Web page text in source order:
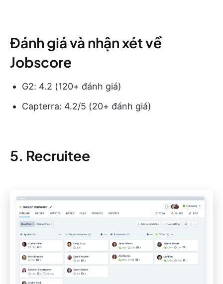
Đánh giá và nhận xét về
Jobscore
G2: 4.2 (120+ đánh giá)
Capterra: 4.2/5 (20+ đánh giá)
5. Recruitee